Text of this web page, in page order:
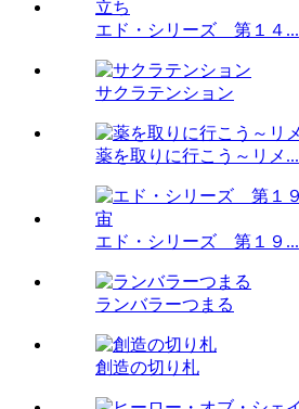
エド・シリーズ 第１４...
サクラテンション
薬を取りに行こう～リメ...
エド・シリーズ 第１９...
ランバラーつまる
創造の切り札